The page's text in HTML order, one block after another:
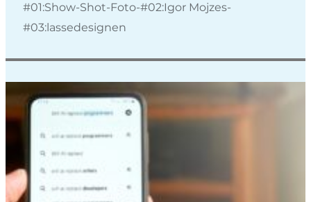
#01:Show-Shot-Foto-#02:Igor Mojzes-
#03:lassedesignen